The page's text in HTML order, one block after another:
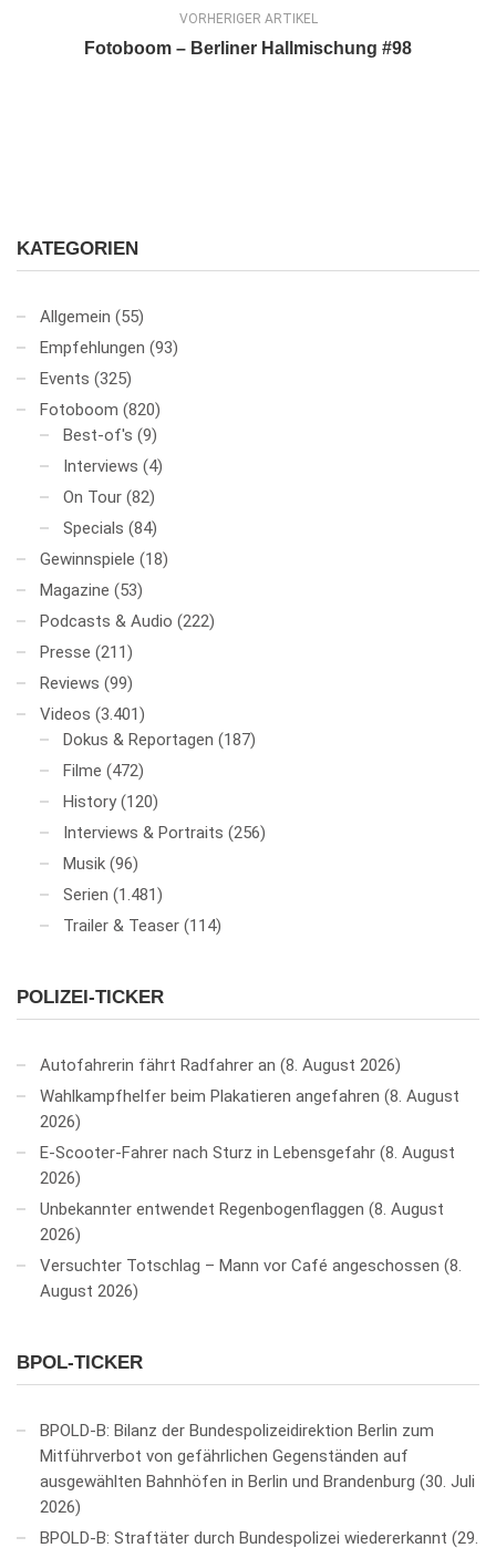
VORHERIGER ARTIKEL
Fotoboom – Berliner Hallmischung #98
KATEGORIEN
Allgemein (55)
Empfehlungen (93)
Events (325)
Fotoboom (820)
Best-of's (9)
Interviews (4)
On Tour (82)
Specials (84)
Gewinnspiele (18)
Magazine (53)
Podcasts & Audio (222)
Presse (211)
Reviews (99)
Videos (3.401)
Dokus & Reportagen (187)
Filme (472)
History (120)
Interviews & Portraits (256)
Musik (96)
Serien (1.481)
Trailer & Teaser (114)
POLIZEI-TICKER
Autofahrerin fährt Radfahrer an 8. August 2026
Wahlkampfhelfer beim Plakatieren angefahren 8. August
2026
E-Scooter-Fahrer nach Sturz in Lebensgefahr 8. August
2026
Unbekannter entwendet Regenbogenflaggen 8. August
2026
Versuchter Totschlag – Mann vor Café angeschossen 8.
August 2026
BPOL-TICKER
BPOLD-B: Bilanz der Bundespolizeidirektion Berlin zum
Mitführverbot von gefährlichen Gegenständen auf
ausgewählten Bahnhöfen in Berlin und Brandenburg 30. Juli
2026
BPOLD-B: Straftäter durch Bundespolizei wiedererkannt 29.